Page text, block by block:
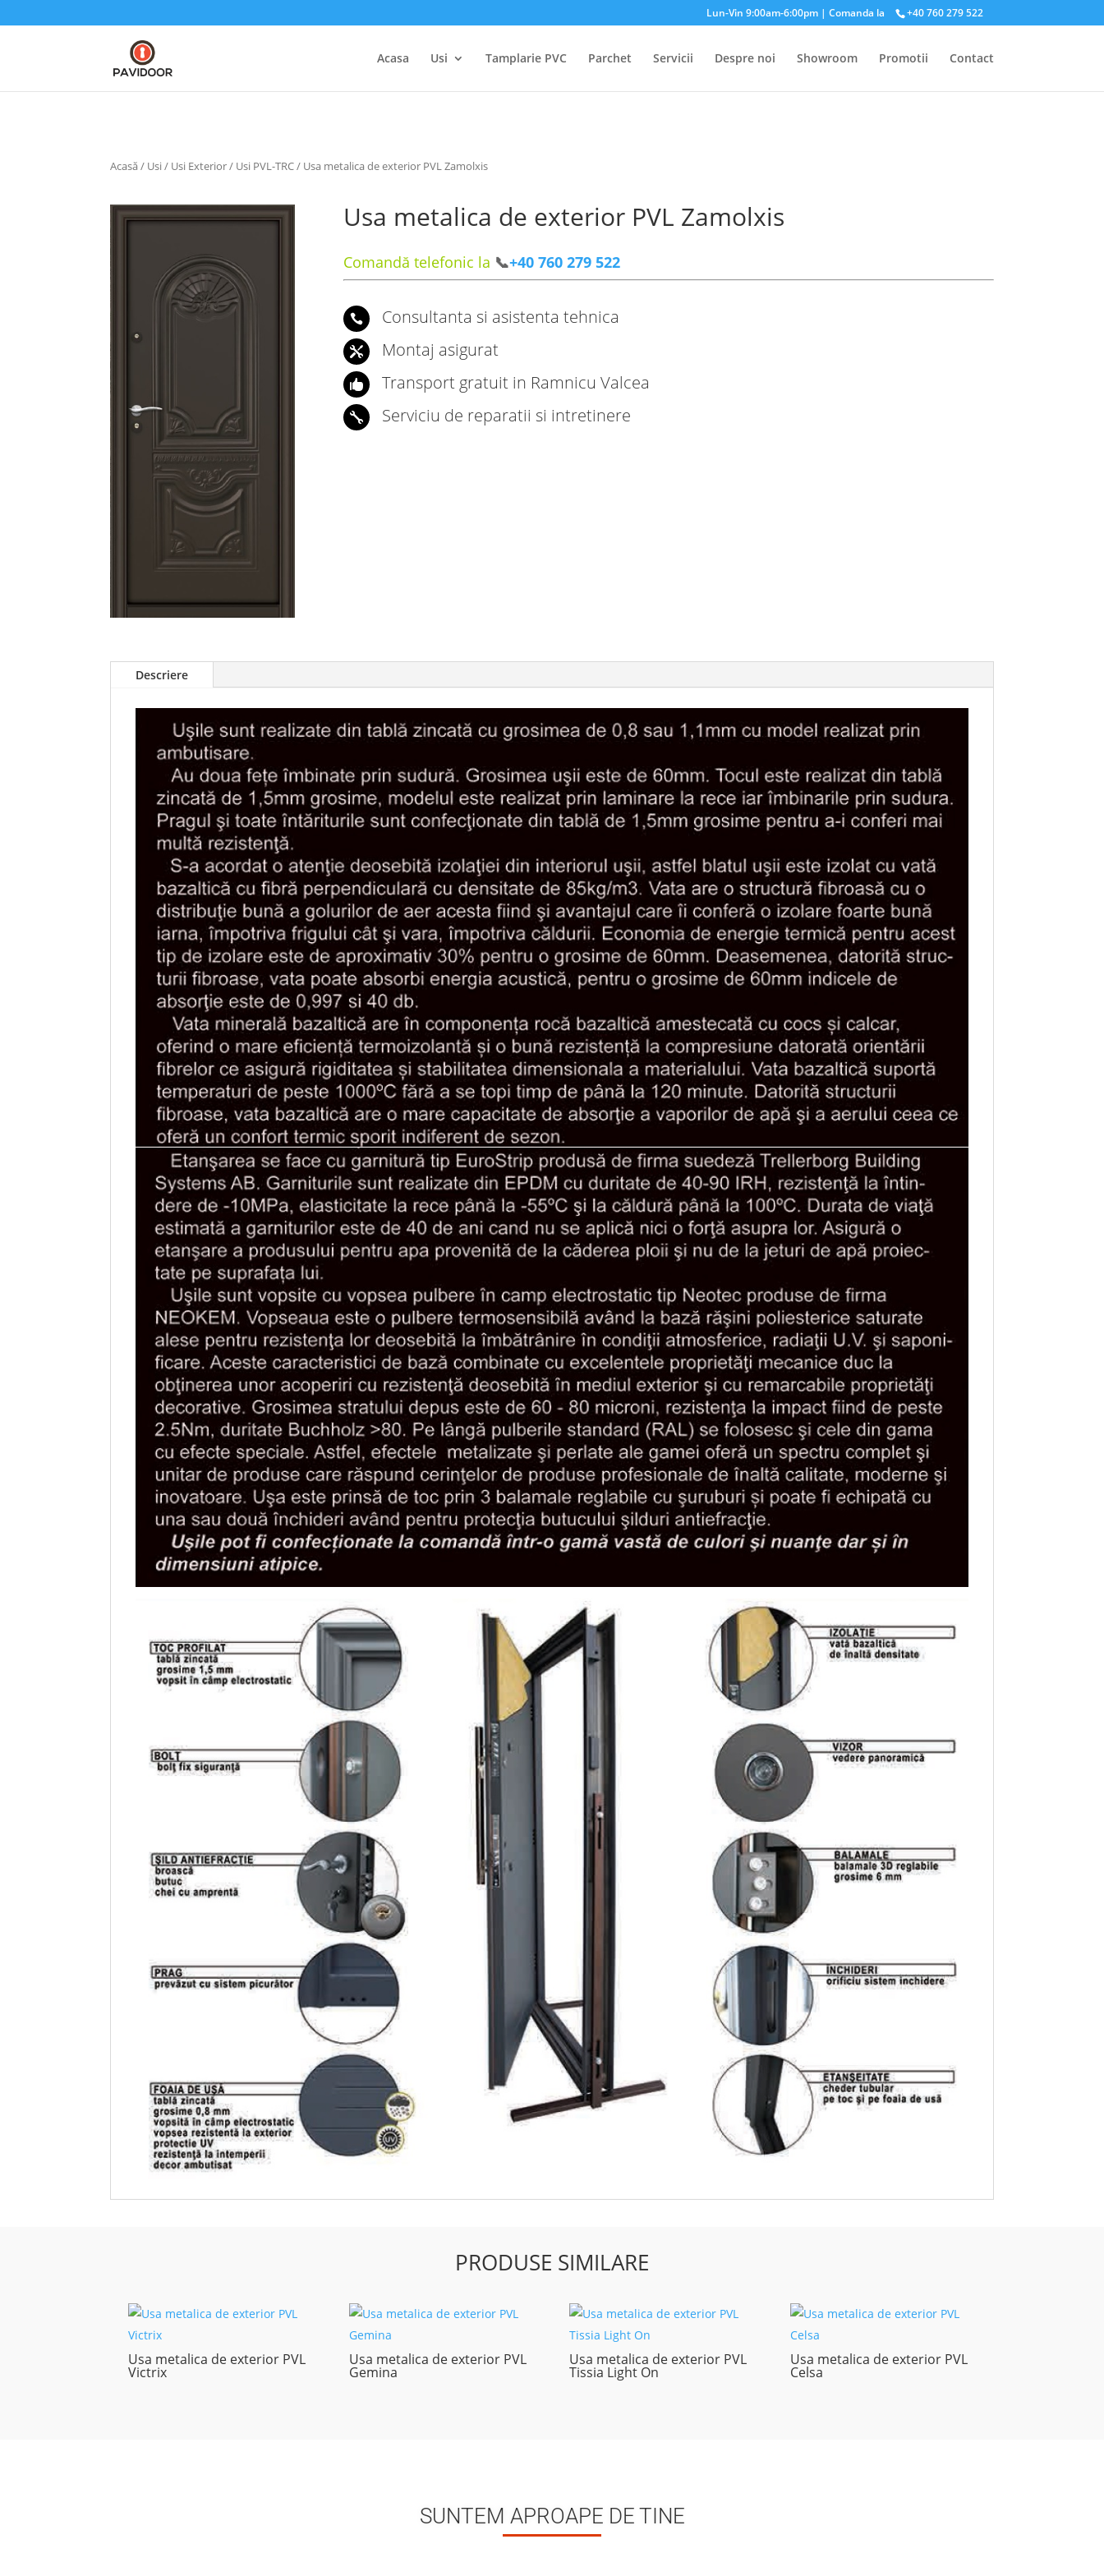
Lun-Vin 9:00am-6:00pm | Comanda la +40 760 279 522
Acasa Usi Tamplarie PVC Parchet Servicii Despre noi Showroom Promotii Contact
Acasă/ Usi/ Usi Exterior/ Usi PVL-TRC/ Usa metalica de exterior PVL Zamolxis
Usa metalica de exterior PVL Zamolxis
Comandă telefonic la 📞+40 760 279 522
 Consultanta si asistenta tehnica
 Montaj asigurat
 Transport gratuit in Ramnicu Valcea
 Serviciu de reparatii si intretinere
Descriere
PRODUSE SIMILARE
Usa metalica de exterior PVL
Victrix
Usa metalica de exterior PVL
Gemina
Usa metalica de exterior PVL
Tissia Light On
Usa metalica de exterior PVL
Celsa
SUNTEM APROAPE DE TINE